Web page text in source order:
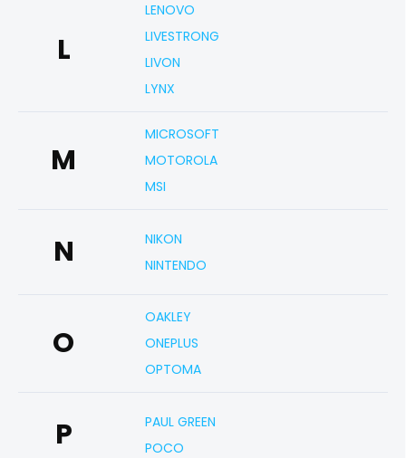
L
LENOVO
LIVESTRONG
LIVON
LYNX
M
MICROSOFT
MOTOROLA
MSI
N
NIKON
NINTENDO
O
OAKLEY
ONEPLUS
OPTOMA
P
PAUL GREEN
POCO